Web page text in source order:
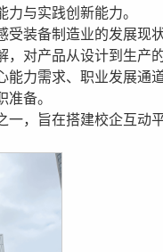
与实践创新能力。
装备制造业的发展现
对产品从设计到生产
力需求、职业发展通
备。
，旨在搭建校企互动